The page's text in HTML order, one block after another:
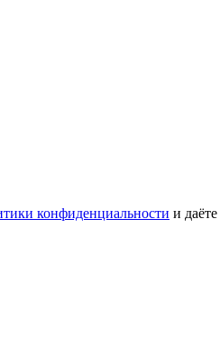
конфиденциальности и даёте